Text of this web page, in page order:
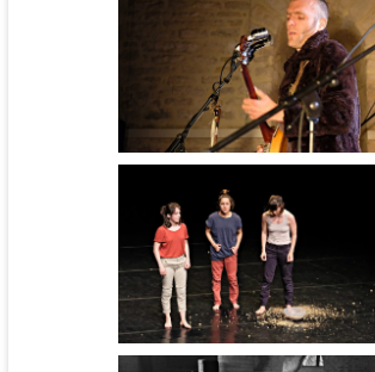
Carte Blanche - cie BurnOut
Gliz